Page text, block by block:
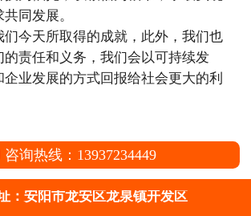
同发展。
今天所取得的成就，此外，我们也
的责任和义务，我们会以可持续发
企业发展的方式回报给社会更大的利
咨询热线：13937234449
：安阳市龙安区龙泉镇开发区